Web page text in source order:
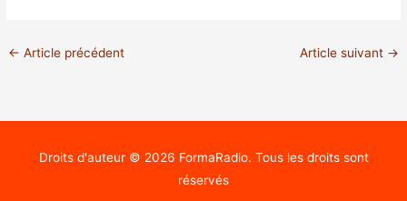
← Article précédent Article suivant →
Droits d'auteur © 2026 FormaRadio. Tous les droits sont
réservés